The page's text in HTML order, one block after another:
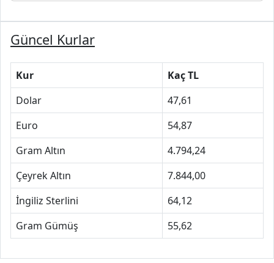
Güncel Kurlar
Kur
Kaç TL
Dolar
47,61
Euro
54,87
Gram Altın
4.794,24
Çeyrek Altın
7.844,00
İngiliz Sterlini
64,12
Gram Gümüş
55,62